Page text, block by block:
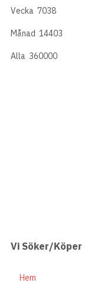
Vecka 7038
Månad 14403
Alla 360000
Vi Söker/Köper
Hem